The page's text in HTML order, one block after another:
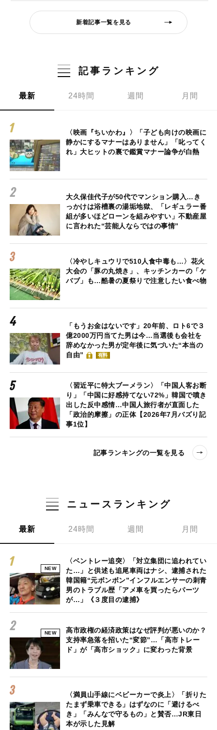
新着記事一覧を見る
記事ランキング
最新 24時間 週間 月間
〈映画『ちいかわ』〉「子ども向けの映画に
静かにするマナーはありません」「叱ってく
れ」大ヒットの裏で鑑賞マナー論争が白熱
大久保佳代子が50代でマンション購入…き
っかけは浴槽裏の湯垢地獄、「レギュラー番
組が多いほどローンを組みやすい」不動産屋
に言われた“芸能人ならではの事情”
〈冷やしキュウリで510人食中毒も…〉花火
大会の「豚の丸焼き」、キッチンカーの「ケ
バブ」も…酷暑の夏祭りで注意したい食べ物
「もうお金はないです」20年前、ロト6で３
億2000万円当てた男は今…当選後も会社を
辞めなかった男が定年後に気づいた“本当の
自由”
有料
〈習近平に特大ブーメラン〉「中国人客お断
り」「中国に好感持てない72%」韓国で噴き
出した反中感情…中国人旅行者が直面した
「政治的摩擦」の正体【2026年7月バズり記
事1位】
記事ランキングの一覧を見る
ニュースランキング
最新 24時間 週間 月間
NEW
〈ベントレー追突〉「対立集団に追われてい
た…」と供述も追尾車両はナシ、逮捕された
韓国籍“元ボンボン”インフルエンサーの刺青
男のトラブル歴「アメ車を買ったらパーツ
が…」《３度目の逮捕》
NEW
高市政権の経済政策はなぜ評判が悪いのか？
支持率急落を招いた“変節”…「高市トレー
ド」が「高市ショック」に変わった背景
〈満員山手線にベビーカーで炎上〉「折りた
たまず乗車できる」はずなのに「避けるべ
き」「みんなで守るもの」と賛否…JR東日
本が示した見解